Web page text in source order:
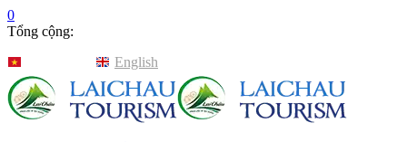
0
Tổng cộng:
English